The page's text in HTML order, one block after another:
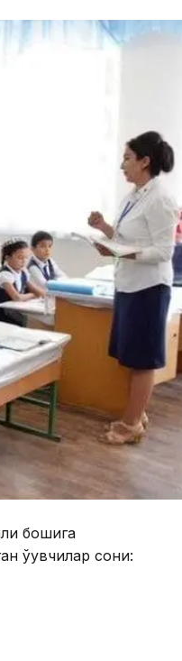
бошига
ўқувчилар сони: